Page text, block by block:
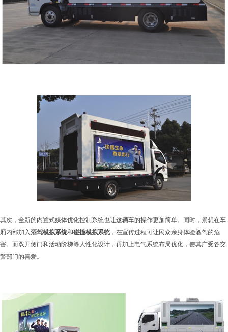
其次，全新的内置式媒体优化控制系统也让这辆车的操作更加简单。同时，景想在车
厢内部加入 酒驾模拟系统和碰撞模拟系统，在宣传过程可让民众亲身体验酒驾的危
害。而双开侧门和活动阶梯等人性化设计，再加上电气系统布局优化，使其广受各交
警部门的喜爱。